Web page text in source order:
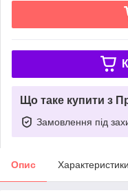
Що таке купити з
Замовлення під
Опис Характеристики